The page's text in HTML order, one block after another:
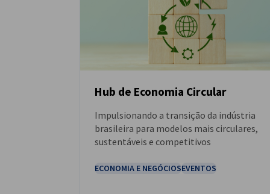
NOTÍCIAS
Hub de Economia Circular
Impulsionando a transição da indústria
brasileira para modelos mais circulares,
sustentáveis e competitivos
ECONOMIA E NEGÓCIOSEVENTOS